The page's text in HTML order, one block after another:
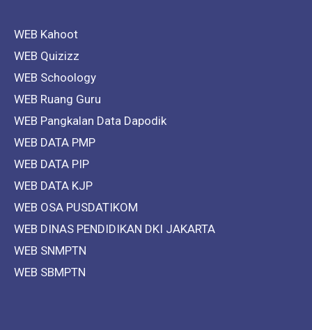
WEB Kahoot
WEB Quizizz
WEB Schoology
WEB Ruang Guru
WEB Pangkalan Data Dapodik
WEB DATA PMP
WEB DATA PIP
WEB DATA KJP
WEB OSA PUSDATIKOM
WEB DINAS PENDIDIKAN DKI JAKARTA
WEB SNMPTN
WEB SBMPTN